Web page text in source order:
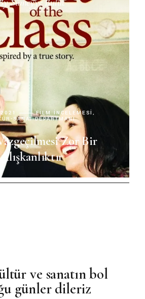
Sümeyye Bulut
FILM İNCELEMESI
SANAT DEPARTMANI
Zor Bir
Alışkanlıktır
ve sanatın bol
günler dileriz